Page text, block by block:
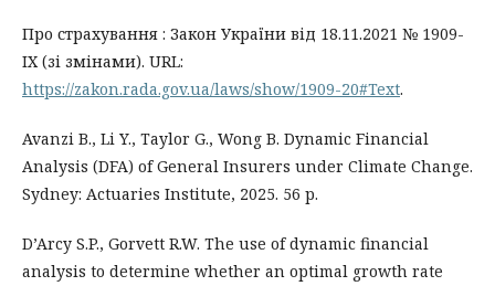
Про страхування : Закон України від 18.11.2021 № 1909-
IX (зі змінами). URL:
https://zakon.rada.gov.ua/laws/show/1909-20#Text.
Avanzi B., Li Y., Taylor G., Wong B. Dynamic Financial
Analysis (DFA) of General Insurers under Climate Change.
Sydney: Actuaries Institute, 2025. 56 p.
D’Arcy S.P., Gorvett R.W. The use of dynamic financial
analysis to determine whether an optimal growth rate